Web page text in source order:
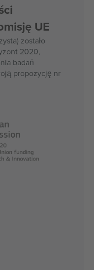
UE
zostało
2020,
badań
propozycję nr